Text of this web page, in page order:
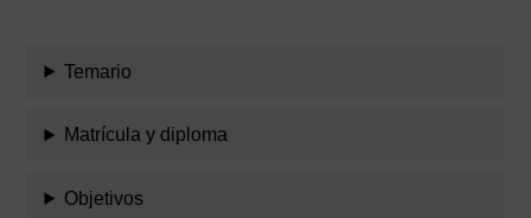
Temario
Matrícula y diploma
Objetivos